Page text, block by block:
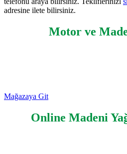
adresine ilete bilirsiniz.
Motor ve
Mağazaya Git
Online Madeni